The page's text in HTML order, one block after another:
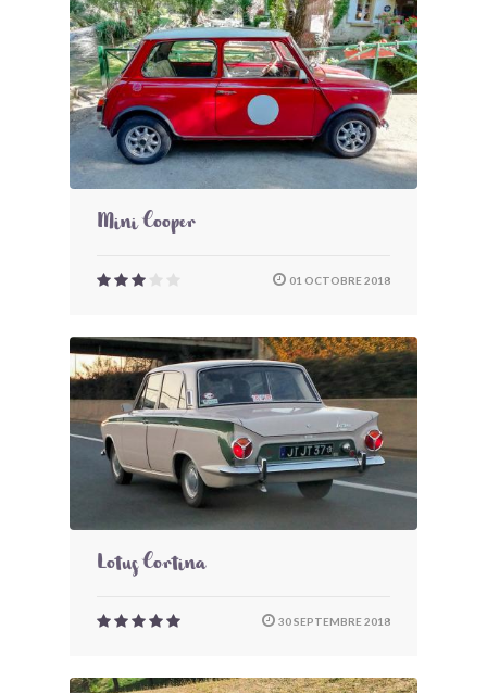
Mini Cooper
01 OCTOBRE 2018
Lotus Cortina
30 SEPTEMBRE 2018